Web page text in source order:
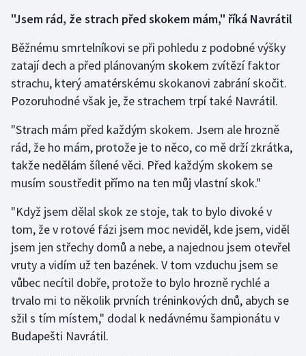
"Jsem rád, že strach před skokem mám," říká Navrátil
Běžnému smrtelníkovi se při pohledu z podobné výšky
zatají dech a před plánovaným skokem zvítězí faktor
strachu, který amatérskému skokanovi zabrání skočit.
Pozoruhodné však je, že strachem trpí také Navrátil.
"Strach mám před každým skokem. Jsem ale hrozně
rád, že ho mám, protože je to něco, co mě drží zkrátka,
takže nedělám šílené věci. Před každým skokem se
musím soustředit přímo na ten můj vlastní skok."
"Když jsem dělal skok ze stoje, tak to bylo divoké v
tom, že v rotové fázi jsem moc neviděl, kde jsem, viděl
jsem jen střechy domů a nebe, a najednou jsem otevřel
vruty a vidím už ten bazének. V tom vzduchu jsem se
vůbec necítil dobře, protože to bylo hrozně rychlé a
trvalo mi to několik prvních tréninkových dnů, abych se
sžil s tím místem," dodal k nedávnému šampionátu v
Budapešti Navrátil.